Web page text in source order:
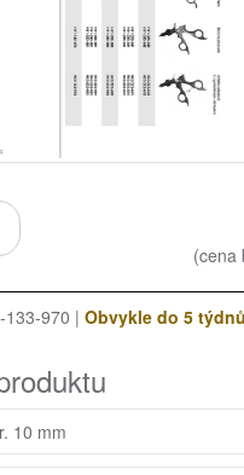
(cena
133-970 | Obvykle do 5 týdnů
10 mm